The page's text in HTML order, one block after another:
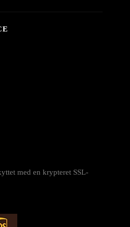
med en krypteret SSL-